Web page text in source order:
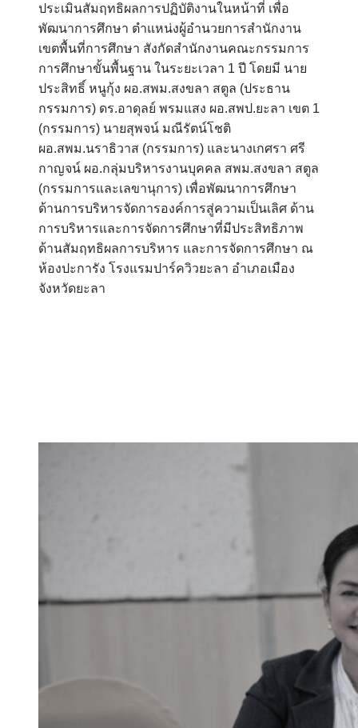
ประเมินสัมฤทธิผลการปฏิบัติงานในหน้าที่ เพื่อ
พัฒนาการศึกษา ตำแหน่งผู้อำนวยการสำนักงาน
เขตพื้นที่การศึกษา สังกัดสำนักงานคณะกรรมการ
การศึกษาขั้นพื้นฐาน ในระยะเวลา 1 ปี โดยมี นาย
ประสิทธิ์ หนูกุ้ง ผอ.สพม.สงขลา สตูล (ประธาน
กรรมการ) ดร.อาดุลย์ พรมแสง ผอ.สพป.ยะลา เขต 1
(กรรมการ) นายสุพจน์ มณีรัตน์โชติ
ผอ.สพม.นราธิวาส (กรรมการ) และนางเกศรา ศรี
กาญจน์ ผอ.กลุ่มบริหารงานบุคคล สพม.สงขลา สตูล
(กรรมการและเลขานุการ) เพื่อพัฒนาการศึกษา
ด้านการบริหารจัดการองค์การสู่ความเป็นเลิศ ด้าน
การบริหารและการจัดการศึกษาที่มีประสิทธิภาพ
ด้านสัมฤทธิผลการบริหาร และการจัดการศึกษา ณ
ห้องปะการัง โรงแรมปาร์ควิวยะลา อำเภอเมือง
จังหวัดยะลา